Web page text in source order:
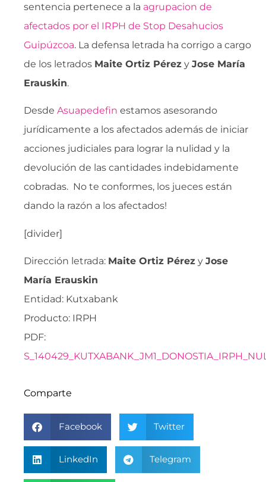
sentencia pertenece a la agrupacion de
afectados por el IRPH de Stop Desahucios
Guipúzcoa. La defensa letrada ha corrigo a cargo
de los letrados Maite Ortiz Pérez y Jose María
Erauskin.
Desde Asuapedefin estamos asesorando
jurídicamente a los afectados además de iniciar
acciones judiciales para lograr la nulidad y la
devolución de las cantidades indebidamente
cobradas. No te conformes, los jueces están
dando la razón a los afectados!
[divider]
Dirección letrada: Maite Ortiz Pérez y Jose
María Erauskin
Entidad: Kutxabank
Producto: IRPH
PDF:
Comparte
Facebook Twitter
LinkedIn Telegram